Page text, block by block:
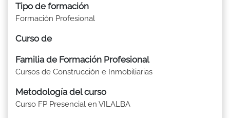
Tipo de formación
Formación Profesional
Curso de
Familia de Formación Profesional
Cursos de Construcción e Inmobiliarias
Metodología del curso
Curso FP Presencial en VILALBA